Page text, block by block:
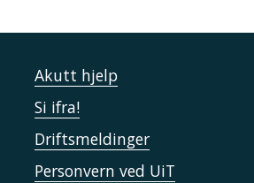
Akutt hjelp
Si ifra!
Driftsmeldinger
Personvern ved UiT